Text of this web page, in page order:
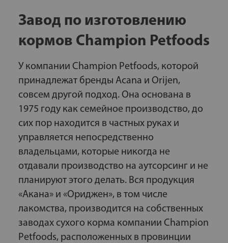
Завод по изготовлению
кормов Champion Petfoods
У компании Champion Petfoods, которой
принадлежат бренды Acana и Orijen,
совсем другой подход. Она основана в
1975 году как семейное производство, до
сих пор находится в частных руках и
управляется непосредственно
владельцами, которые никогда не
отдавали производство на аутсорсинг и не
планируют этого делать. Вся продукция
«Акана» и «Ориджен», в том числе
лакомства, производится на собственных
заводах сухого корма компании Champion
Petfoods, расположенных в провинции